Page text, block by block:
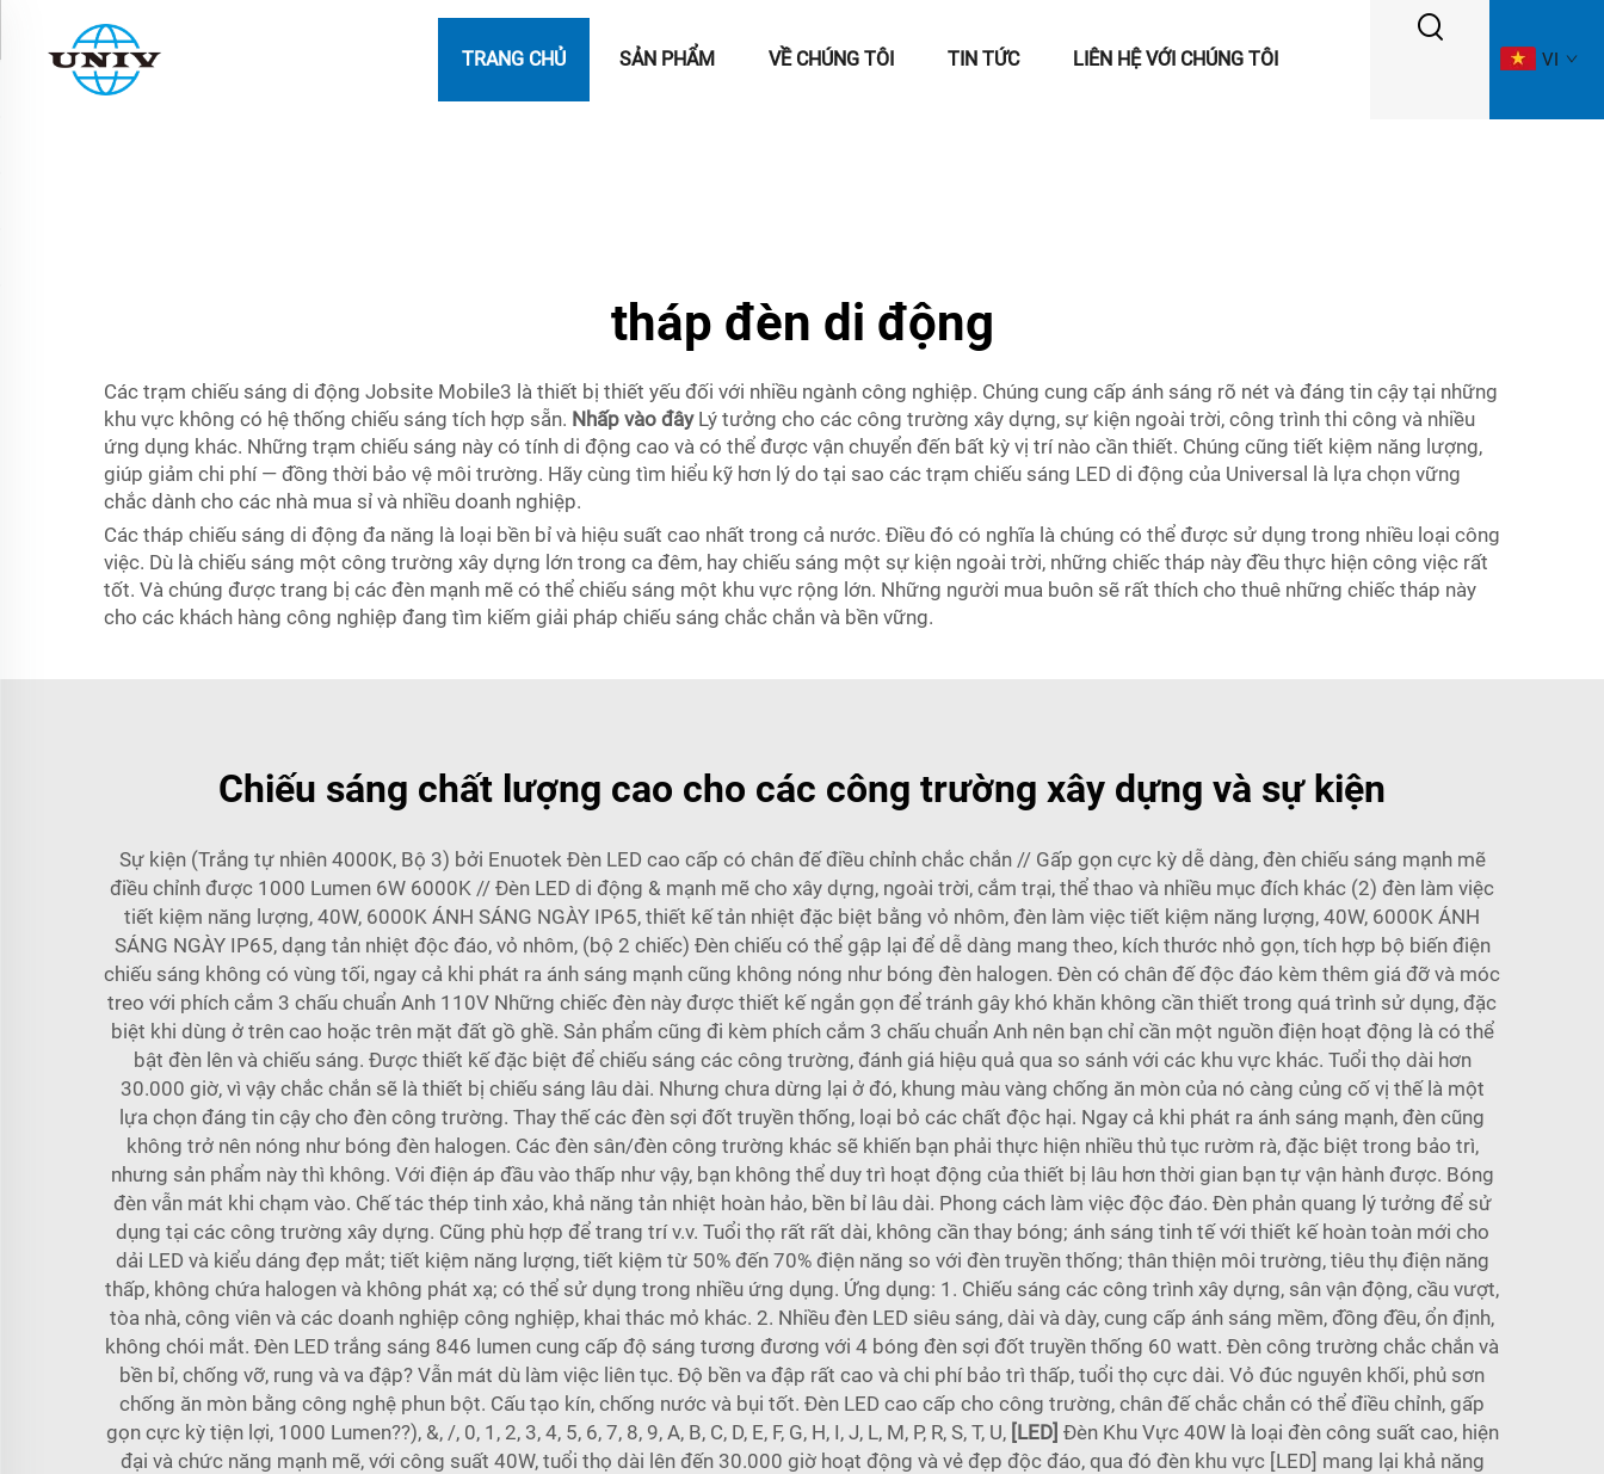
TRANG CHỦ SẢN PHẨM VỀ CHÚNG TÔI TIN TỨC LIÊN HỆ VỚI CHÚNG TÔI VI
tháp đèn di động
Các trạm chiếu sáng di động Jobsite Mobile3 là thiết bị thiết yếu đối với nhiều ngành công nghiệp. Chúng cung cấp ánh sáng rõ nét và đáng tin cậy tại những
khu vực không có hệ thống chiếu sáng tích hợp sẵn. Nhấp vào đây Lý tưởng cho các công trường xây dựng, sự kiện ngoài trời, công trình thi công và nhiều
ứng dụng khác. Những trạm chiếu sáng này có tính di động cao và có thể được vận chuyển đến bất kỳ vị trí nào cần thiết. Chúng cũng tiết kiệm năng lượng,
giúp giảm chi phí — đồng thời bảo vệ môi trường. Hãy cùng tìm hiểu kỹ hơn lý do tại sao các trạm chiếu sáng LED di động của Universal là lựa chọn vững
chắc dành cho các nhà mua sỉ và nhiều doanh nghiệp.
Các tháp chiếu sáng di động đa năng là loại bền bỉ và hiệu suất cao nhất trong cả nước. Điều đó có nghĩa là chúng có thể được sử dụng trong nhiều loại công
việc. Dù là chiếu sáng một công trường xây dựng lớn trong ca đêm, hay chiếu sáng một sự kiện ngoài trời, những chiếc tháp này đều thực hiện công việc rất
tốt. Và chúng được trang bị các đèn mạnh mẽ có thể chiếu sáng một khu vực rộng lớn. Những người mua buôn sẽ rất thích cho thuê những chiếc tháp này
cho các khách hàng công nghiệp đang tìm kiếm giải pháp chiếu sáng chắc chắn và bền vững.
Chiếu sáng chất lượng cao cho các công trường xây dựng và sự kiện
Sự kiện (Trắng tự nhiên 4000K, Bộ 3) bởi Enuotek Đèn LED cao cấp có chân đế điều chỉnh chắc chắn // Gấp gọn cực kỳ dễ dàng, đèn chiếu sáng mạnh mẽ
điều chỉnh được 1000 Lumen 6W 6000K // Đèn LED di động & mạnh mẽ cho xây dựng, ngoài trời, cắm trại, thể thao và nhiều mục đích khác (2) đèn làm việc
tiết kiệm năng lượng, 40W, 6000K ÁNH SÁNG NGÀY IP65, thiết kế tản nhiệt đặc biệt bằng vỏ nhôm, đèn làm việc tiết kiệm năng lượng, 40W, 6000K ÁNH
SÁNG NGÀY IP65, dạng tản nhiệt độc đáo, vỏ nhôm, (bộ 2 chiếc) Đèn chiếu có thể gập lại để dễ dàng mang theo, kích thước nhỏ gọn, tích hợp bộ biến điện
chiếu sáng không có vùng tối, ngay cả khi phát ra ánh sáng mạnh cũng không nóng như bóng đèn halogen. Đèn có chân đế độc đáo kèm thêm giá đỡ và móc
treo với phích cắm 3 chấu chuẩn Anh 110V Những chiếc đèn này được thiết kế ngắn gọn để tránh gây khó khăn không cần thiết trong quá trình sử dụng, đặc
biệt khi dùng ở trên cao hoặc trên mặt đất gồ ghề. Sản phẩm cũng đi kèm phích cắm 3 chấu chuẩn Anh nên bạn chỉ cần một nguồn điện hoạt động là có thể
bật đèn lên và chiếu sáng. Được thiết kế đặc biệt để chiếu sáng các công trường, đánh giá hiệu quả qua so sánh với các khu vực khác. Tuổi thọ dài hơn
30.000 giờ, vì vậy chắc chắn sẽ là thiết bị chiếu sáng lâu dài. Nhưng chưa dừng lại ở đó, khung màu vàng chống ăn mòn của nó càng củng cố vị thế là một
lựa chọn đáng tin cậy cho đèn công trường. Thay thế các đèn sợi đốt truyền thống, loại bỏ các chất độc hại. Ngay cả khi phát ra ánh sáng mạnh, đèn cũng
không trở nên nóng như bóng đèn halogen. Các đèn sân/đèn công trường khác sẽ khiến bạn phải thực hiện nhiều thủ tục rườm rà, đặc biệt trong bảo trì,
nhưng sản phẩm này thì không. Với điện áp đầu vào thấp như vậy, bạn không thể duy trì hoạt động của thiết bị lâu hơn thời gian bạn tự vận hành được. Bóng
đèn vẫn mát khi chạm vào. Chế tác thép tinh xảo, khả năng tản nhiệt hoàn hảo, bền bỉ lâu dài. Phong cách làm việc độc đáo. Đèn phản quang lý tưởng để sử
dụng tại các công trường xây dựng. Cũng phù hợp để trang trí v.v. Tuổi thọ rất rất dài, không cần thay bóng; ánh sáng tinh tế với thiết kế hoàn toàn mới cho
dải LED và kiểu dáng đẹp mắt; tiết kiệm năng lượng, tiết kiệm từ 50% đến 70% điện năng so với đèn truyền thống; thân thiện môi trường, tiêu thụ điện năng
thấp, không chứa halogen và không phát xạ; có thể sử dụng trong nhiều ứng dụng. Ứng dụng: 1. Chiếu sáng các công trình xây dựng, sân vận động, cầu vượt,
tòa nhà, công viên và các doanh nghiệp công nghiệp, khai thác mỏ khác. 2. Nhiều đèn LED siêu sáng, dài và dày, cung cấp ánh sáng mềm, đồng đều, ổn định,
không chói mắt. Đèn LED trắng sáng 846 lumen cung cấp độ sáng tương đương với 4 bóng đèn sợi đốt truyền thống 60 watt. Đèn công trường chắc chắn và
bền bỉ, chống vỡ, rung và va đập? Vẫn mát dù làm việc liên tục. Độ bền va đập rất cao và chi phí bảo trì thấp, tuổi thọ cực dài. Vỏ đúc nguyên khối, phủ sơn
chống ăn mòn bằng công nghệ phun bột. Cấu tạo kín, chống nước và bụi tốt. Đèn LED cao cấp cho công trường, chân đế chắc chắn có thể điều chỉnh, gấp
gọn cực kỳ tiện lợi, 1000 Lumen??), &, /, 0, 1, 2, 3, 4, 5, 6, 7, 8, 9, A, B, C, D, E, F, G, H, I, J, L, M, P, R, S, T, U, [LED] Đèn Khu Vực 40W là loại đèn công suất cao, hiện
đại và chức năng mạnh mẽ, với công suất 40W, tuổi thọ dài lên đến 30.000 giờ hoạt động và vẻ đẹp độc đáo, qua đó đèn khu vực [LED] mang lại khả năng